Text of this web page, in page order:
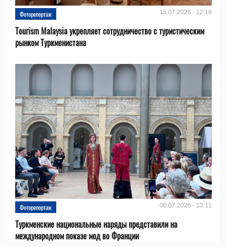
Фоторепортаж 15.07.2026 - 12:19
Tourism Malaysia укрепляет сотрудничество с туристическим
рынком Туркменистана
Фоторепортаж 06.07.2026 - 13:11
Туркменские национальные наряды представили на
международном показе мод во Франции